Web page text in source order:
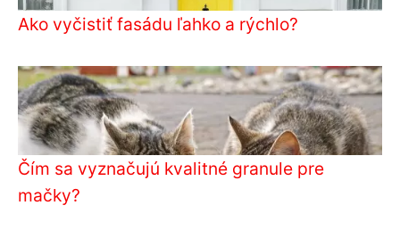
Ako vyčistiť fasádu ľahko a rýchlo?
Čím sa vyznačujú kvalitné granule pre
mačky?